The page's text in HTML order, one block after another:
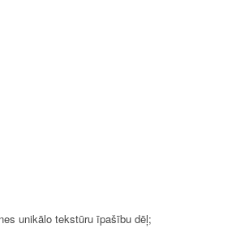
unikālo tekstūru īpašību dēļ;